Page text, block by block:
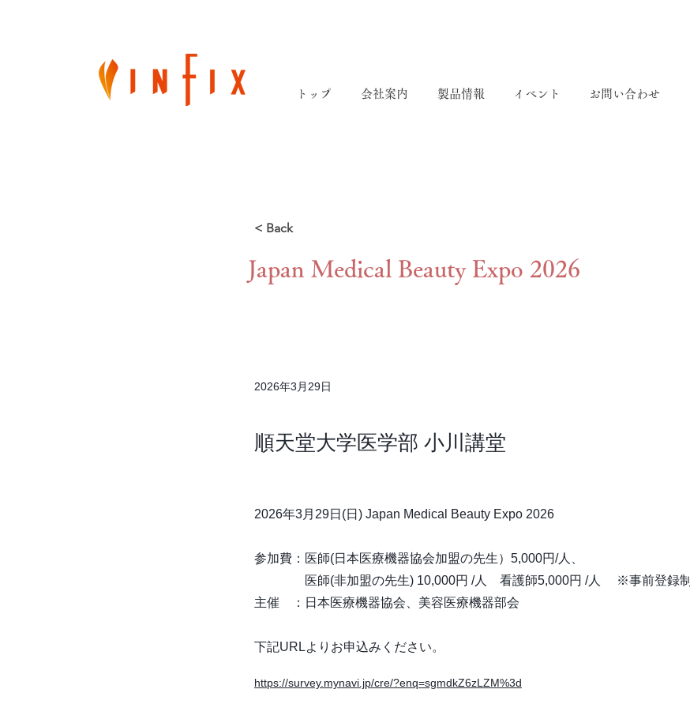
トップ 会社案内 製品情報 イベント お問い合わせ
< Back
Japan Medical Beauty Expo 2026
2026年3月29日
順天堂大学医学部 小川講堂
2026年3月29日(日) Japan Medical Beauty Expo 2026
参加費：医師(日本医療機器協会加盟の先生）5,000円/人、
医師(非加盟の先生) 10,000円 /人 看護師5,000円 /人 ※事前登録制
主催 ：日本医療機器協会、美容医療機器部会
下記URLよりお申込みください。
https://survey.mynavi.jp/cre/?enq=sgmdkZ6zLZM%3d